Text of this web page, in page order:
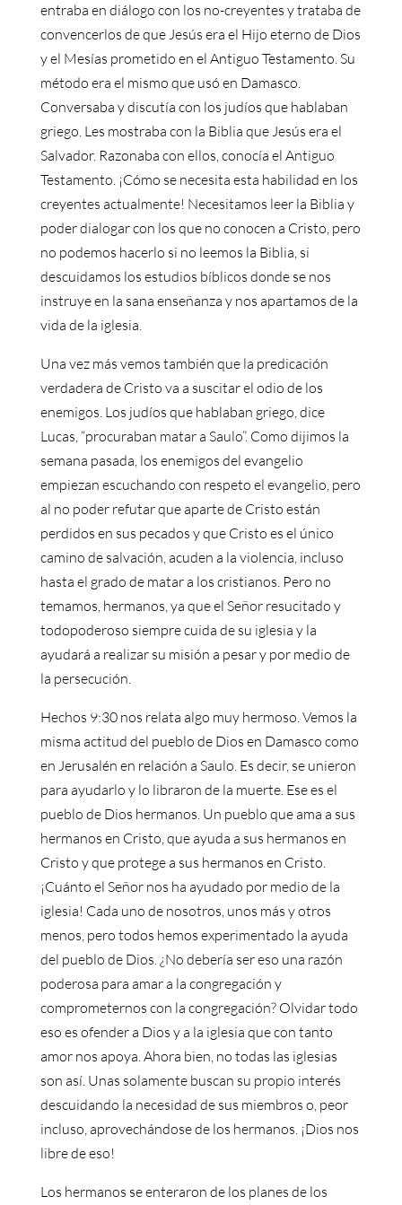
entraba en diálogo con los no-creyentes y trataba de
convencerlos de que Jesús era el Hijo eterno de Dios
y el Mesías prometido en el Antiguo Testamento. Su
método era el mismo que usó en Damasco.
Conversaba y discutía con los judíos que hablaban
griego. Les mostraba con la Biblia que Jesús era el
Salvador. Razonaba con ellos, conocía el Antiguo
Testamento. ¡Cómo se necesita esta habilidad en los
creyentes actualmente! Necesitamos leer la Biblia y
poder dialogar con los que no conocen a Cristo, pero
no podemos hacerlo si no leemos la Biblia, si
descuidamos los estudios bíblicos donde se nos
instruye en la sana enseñanza y nos apartamos de la
vida de la iglesia.
Una vez más vemos también que la predicación
verdadera de Cristo va a suscitar el odio de los
enemigos. Los judíos que hablaban griego, dice
Lucas, “procuraban matar a Saulo”. Como dijimos la
semana pasada, los enemigos del evangelio
empiezan escuchando con respeto el evangelio, pero
al no poder refutar que aparte de Cristo están
perdidos en sus pecados y que Cristo es el único
camino de salvación, acuden a la violencia, incluso
hasta el grado de matar a los cristianos. Pero no
temamos, hermanos, ya que el Señor resucitado y
todopoderoso siempre cuida de su iglesia y la
ayudará a realizar su misión a pesar y por medio de
la persecución.
Hechos 9:30 nos relata algo muy hermoso. Vemos la
misma actitud del pueblo de Dios en Damasco como
en Jerusalén en relación a Saulo. Es decir, se unieron
para ayudarlo y lo libraron de la muerte. Ese es el
pueblo de Dios hermanos. Un pueblo que ama a sus
hermanos en Cristo, que ayuda a sus hermanos en
Cristo y que protege a sus hermanos en Cristo.
¡Cuánto el Señor nos ha ayudado por medio de la
iglesia! Cada uno de nosotros, unos más y otros
menos, pero todos hemos experimentado la ayuda
del pueblo de Dios. ¿No debería ser eso una razón
poderosa para amar a la congregación y
comprometernos con la congregación? Olvidar todo
eso es ofender a Dios y a la iglesia que con tanto
amor nos apoya. Ahora bien, no todas las iglesias
son así. Unas solamente buscan su propio interés
descuidando la necesidad de sus miembros o, peor
incluso, aprovechándose de los hermanos. ¡Dios nos
libre de eso!
Los hermanos se enteraron de los planes de los